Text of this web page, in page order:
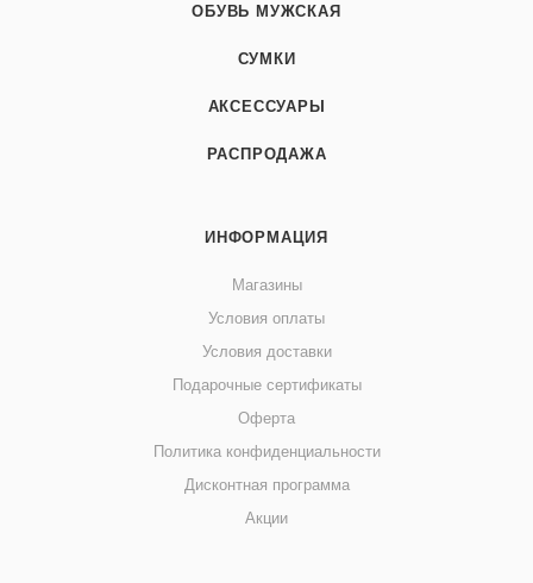
ОБУВЬ МУЖСКАЯ
СУМКИ
АКСЕССУАРЫ
РАСПРОДАЖА
ИНФОРМАЦИЯ
Магазины
Условия оплаты
Условия доставки
Подарочные сертификаты
Оферта
Политика конфиденциальности
Дисконтная программа
Акции